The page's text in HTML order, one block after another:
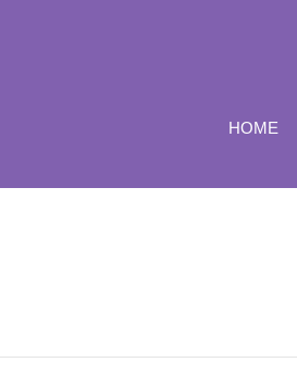
HOME